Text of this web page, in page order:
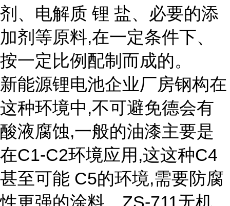
剂、电解质 锂 盐、必要的添
加剂等原料,在一定条件下、
按一定比例配制而成的。
新能源锂电池企业厂房钢构在
这种环境中,不可避免德会有
酸液腐蚀,一般的油漆主要是
在C1-C2环境应用,这这种C4
甚至可能 C5的环境,需要防腐
性更强的涂料。ZS-711无机